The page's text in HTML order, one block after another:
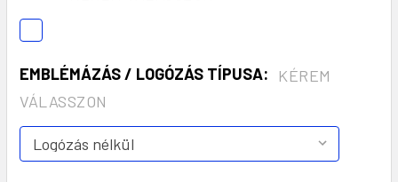
EMBLÉMÁZÁS / LOGÓZÁS TÍPUSA:
KÉREM
VÁLASSZON